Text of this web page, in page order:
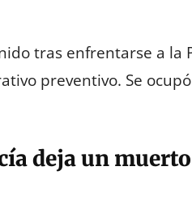
tras enfrentarse a la
preventivo. Se
deja un